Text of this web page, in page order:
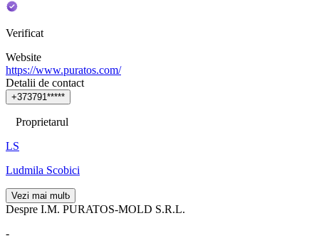
Verificat
Website
https://www.puratos.com/
Detalii de contact
+373791 *****
Proprietarul
LS
Ludmila Scobici
Vezi mai mult
Despre I.M. PURATOS-MOLD S.R.L.
-